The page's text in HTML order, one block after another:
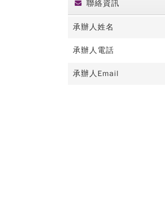
聯絡資訊
承辦人姓名
承辦人電話
承辦人Email